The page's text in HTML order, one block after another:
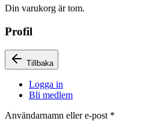
Din varukorg är tom.
Profil
Tillbaka
Logga in
Bli medlem
Användarnamn eller e-post *